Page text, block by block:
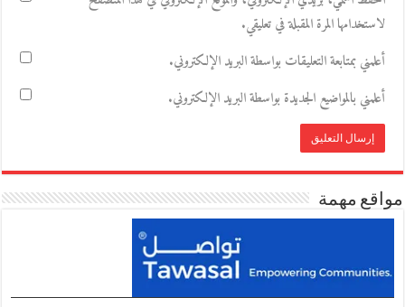
لاستخدامها المرة المقبلة في تعليقي.
أعلمني بمتابعة التعليقات بواسطة البريد الإلكتروني.
أعلمني بالمواضيع الجديدة بواسطة البريد الإلكتروني.
مواقع مهمة